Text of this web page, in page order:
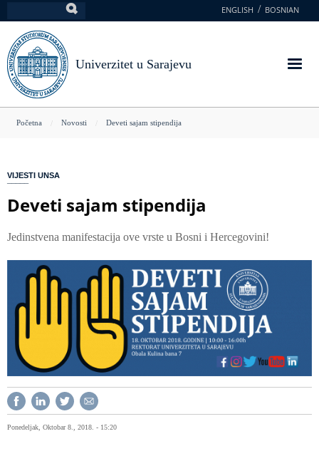
na
glavni
sadržaj
ENGLISH BOSNIAN
Univerzitet u Sarajevu
You
Početna Novosti Deveti sajam stipendija
VIJESTI UNSA
Deveti sajam stipendija
Jedinstvena manifestacija ove vrste u Bosni i Hercegovini!
Ponedeljak, Oktobar 8., 2018. - 15:20